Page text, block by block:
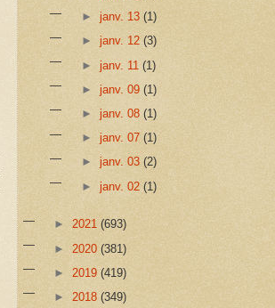
► janv. 13 (1)
► janv. 12 (3)
► janv. 11 (1)
► janv. 09 (1)
► janv. 08 (1)
► janv. 07 (1)
► janv. 03 (2)
► janv. 02 (1)
► 2021 (693)
► 2020 (381)
► 2019 (419)
► 2018 (349)